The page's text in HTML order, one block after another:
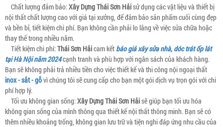
Chất lượng đảm bảo:Xây Dựng Thái Sơn Hảisử dụng các vật liệu và thiết bị
nội thất chất lượng cao với giá tại xưởng, để đảm bảo sản phẩm cuối cùng đẹp
và bền bỉ, tiết kiệm chi phí. Bạn không cần phải lo lắng về việc sửa chữa hoặc
thay thế trong nhiều năm.
Tiết kiệm chi phí:Thái Sơn Hảicam kếtbáo giá xây sửa nhà, dóc trát ốp lát
tại Hà Nội năm 2024cạnh tranh và phù hợp với ngân sách của khách hàng.
Bạn sẽ không phải trả nhiều tiền cho việc thiết kế và thi công nội ngoại thất
inox - sắt - gỗvì chúng tôi sẽ cung cấp cho bạn một gói dịch vụ trọn gói với chi
phí hợp lý.
Tối ưu không gian sống:Xây Dựng Thái Sơn Hảisẽ giúp bạn tối ưu hóa
không gian sống của mình thông qua thiết kế nội thất thông minh. Bạn sẽ có
thêm nhiều khoảng trống, không gian lưu trữ và tiện nghi đáp ứng nhu cầu của